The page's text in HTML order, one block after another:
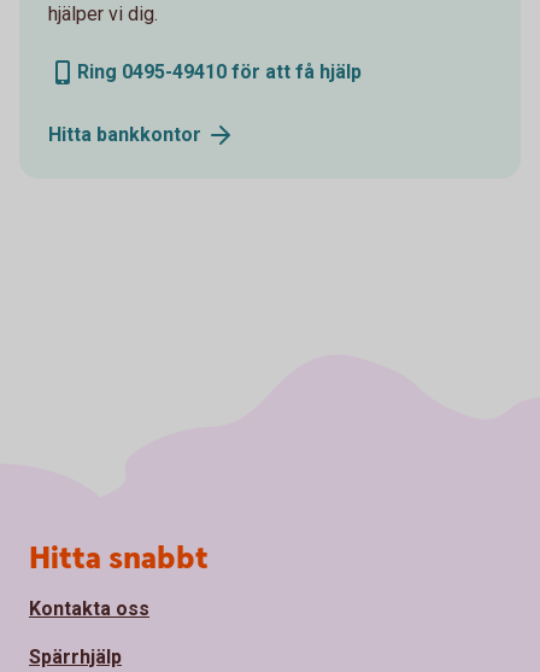
hjälper vi dig.
Ring 0495-49410 för att få hjälp
Hitta bankkontor
Sidfot
Hitta snabbt
Kontakta oss
Spärrhjälp